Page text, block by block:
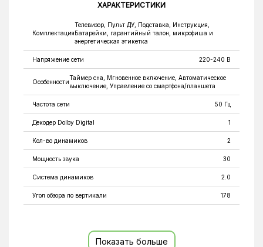
ХАРАКТЕРИСТИКИ
Комплектация
Телевизор, Пульт ДУ, Подставка, Инструкция,
Батарейки, гарантийный талон, микрофиша и
энергетическая этикетка
Напряжение сети 220-240 В
Особенности
Таймер сна, Мгновенное включение, Автоматическое
выключение, Управление со смартфона/планшета
Частота сети 50 Гц
Декодер Dolby Digital 1
Кол-во динамиков 2
Мощность звука 30
Система динамиков 2.0
Угол обзора по вертикали 178
Формат изображения
Показать больше